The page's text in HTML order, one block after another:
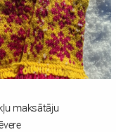
maksātāju